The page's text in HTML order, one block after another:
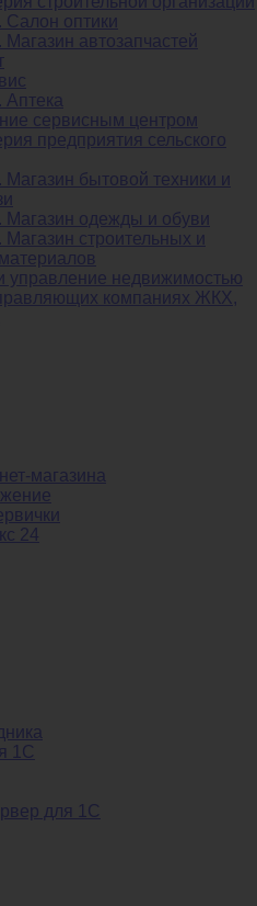
Салон оптики
автозапчастей
Аптека
сервисным центром
предприятия сельского
бытовой техники и
Магазин одежды и обуви
строительных и
управление недвижимостью
компаниях ЖКХ,
магазина
24
1С
для 1С